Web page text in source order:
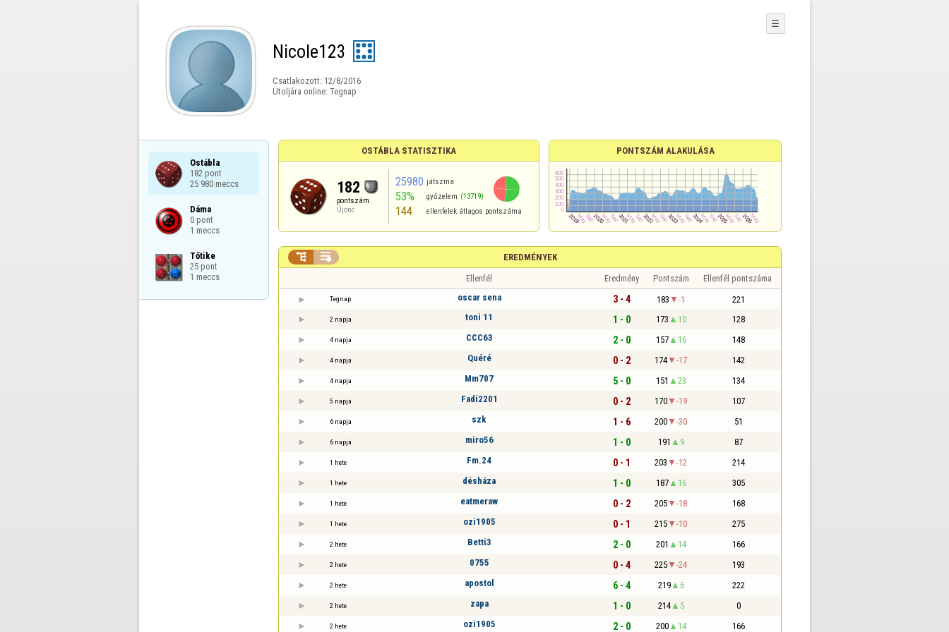
Nicole123
Csatlakozott: 12/8/2016
Utoljára online: Tegnap
☰
Ostábla
182 pont
25 980 meccs
Dáma
0 pont
1 meccs
Tőtike
25 pont
1 meccs
OSTÁBLA STATISZTIKA
182
pontszám
Újonc
25980 játszma
53% győzelem (13719)
144 ellenfelek átlagos pontszáma
PONTSZÁM ALAKULÁSA
EREDMÉNYEK
 
Ellenfél Eredmény Pontszám Ellenfél pontszáma
Tegnap oscar sena 3 - 4 183 -1 221
2 napja toni 11 1 - 0 173 10 128
4 napja CCC63 2 - 0 157 16 148
4 napja Quéré 0 - 2 174 -17 142
4 napja Mm707 5 - 0 151 23 134
5 napja Fadi2201 0 - 2 170 -19 107
6 napja szk 1 - 6 200 -30 51
6 napja miro56 1 - 0 191 9 87
1 hete Fm.24 0 - 1 203 -12 214
1 hete désháza 1 - 0 187 16 305
1 hete eatmeraw 0 - 2 205 -18 168
1 hete ozi1905 0 - 1 215 -10 275
2 hete Betti3 2 - 0 201 14 166
2 hete 0755 0 - 4 225 -24 193
2 hete apostol 6 - 4 219 6 222
2 hete zapa 1 - 0 214 5 0
2 hete ozi1905 2 - 0 200 14 166